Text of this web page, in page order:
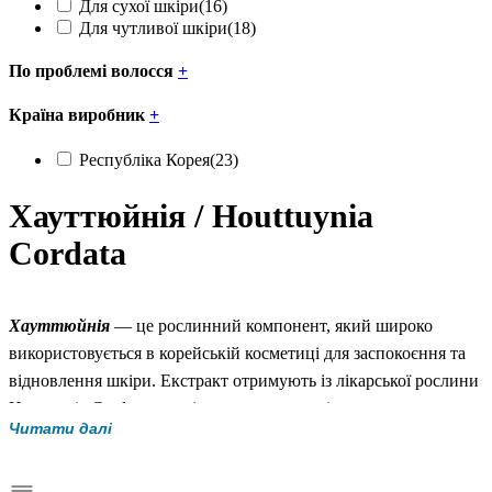
Для сухої шкіри(16)
Для чутливої шкіри(18)
По проблемі волосся +
Країна виробник +
Республіка Корея(23)
Хауттюйнія / Houttuynia
Cordata
Хауттюйнія — це рослинний компонент, який широко
використовується в корейській косметиці для заспокоєння та
відновлення шкіри. Екстракт отримують із лікарської рослини
Houttuynia Cordata, яка відома високим вмістом
антиоксидантів та протизапальних сполук.
Читати далі